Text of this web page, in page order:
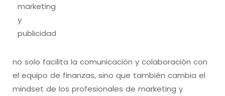
marketing
y
publicidad
no solo facilita la comunicación y colaboración con
el equipo de finanzas, sino que también cambia el
mindset de los profesionales de marketing y